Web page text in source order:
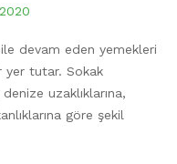
devam eden yemekleri
yer tutar. Sokak
uzaklıklarına,
göre şekil